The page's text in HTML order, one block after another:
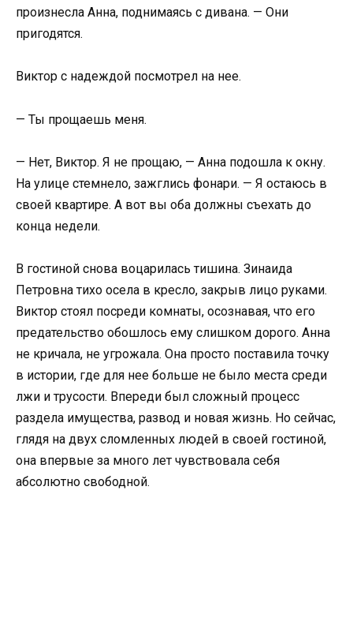
произнесла Анна, поднимаясь с дивана. — Они
пригодятся.
Виктор с надеждой посмотрел на нее.
— Ты прощаешь меня.
— Нет, Виктор. Я не прощаю, — Анна подошла к окну.
На улице стемнело, зажглись фонари. — Я остаюсь в
своей квартире. А вот вы оба должны съехать до
конца недели.
В гостиной снова воцарилась тишина. Зинаида
Петровна тихо осела в кресло, закрыв лицо руками.
Виктор стоял посреди комнаты, осознавая, что его
предательство обошлось ему слишком дорого. Анна
не кричала, не угрожала. Она просто поставила точку
в истории, где для нее больше не было места среди
лжи и трусости. Впереди был сложный процесс
раздела имущества, развод и новая жизнь. Но сейчас,
глядя на двух сломленных людей в своей гостиной,
она впервые за много лет чувствовала себя
абсолютно свободной.